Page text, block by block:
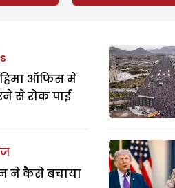
ऑफिस में
से रोक पाई
ने कैसे बचाया